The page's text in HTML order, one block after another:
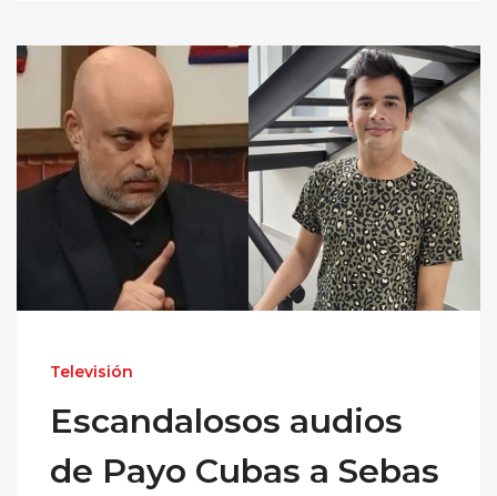
Televisión
Escandalosos audios
de Payo Cubas a Sebas